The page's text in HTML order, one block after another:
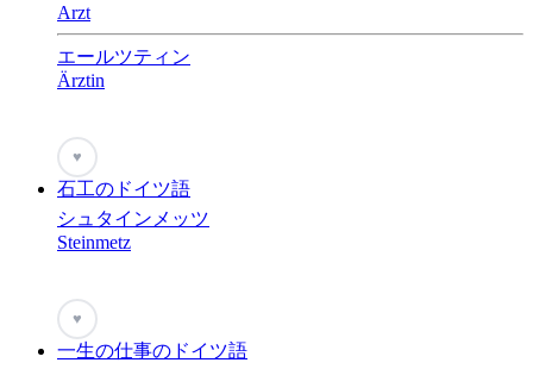
Arzt
エールツティン
Ärztin
♥
石工のドイツ語
シュタインメッツ
Steinmetz
♥
一生の仕事のドイツ語